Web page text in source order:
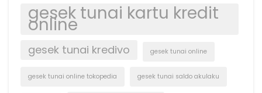
gesek tunai kartu kredit
online
gesek tunai kredivo gesek tunai online
gesek tunai online tokopedia gesek tunai saldo akulaku